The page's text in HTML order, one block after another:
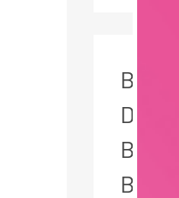
DEZE